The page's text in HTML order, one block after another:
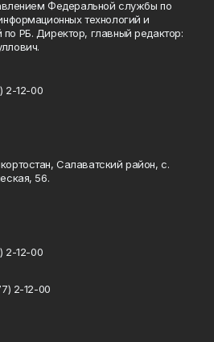
Федеральной службы по
технологий и
РБ. Директор, главный редактор:
2-12-00
Салаватский район, с.
56.
2-12-00
2-12-00